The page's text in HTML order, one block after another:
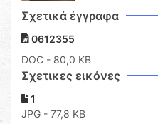
Σχετικά έγγραφα
0612355
DOC - 80,0 KB
Σχετικες εικόνες
1
JPG - 77,8 KB